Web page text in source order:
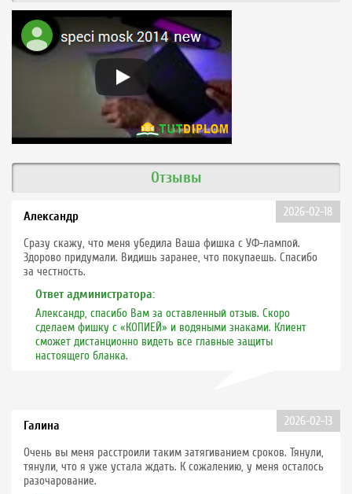
Отзывы
Александр 2026-02-18
Сразу скажу, что меня убедила Ваша фишка с УФ-лампой.
Здорово придумали. Видишь заранее, что покупаешь. Спасибо
за честность.
Ответ администратора:
Александр, спасибо Вам за оставленный отзыв. Скоро
сделаем фишку с «КОПИЕЙ» и водяными знаками. Клиент
сможет дистанционно видеть все главные защиты
настоящего бланка.
Галина 2026-02-13
Очень вы меня расстроили таким затягиванием сроков. Тянули,
тянули, что я уже устала ждать. К сожалению, у меня осталось
разочарование.